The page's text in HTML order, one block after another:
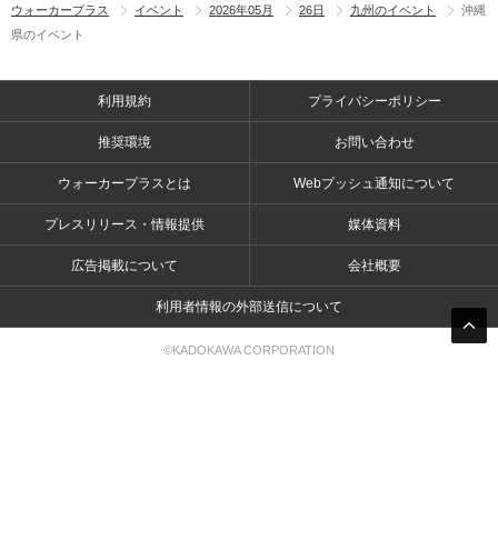
ウォーカープラス イベント 2026年05月 26日 九州のイベント
沖縄
県のイベント
利用規約 プライバシーポリシー
推奨環境 お問い合わせ
ウォーカープラスとは Webプッシュ通知について
プレスリリース・情報提供 媒体資料
広告掲載について 会社概要
利用者情報の外部送信について
©KADOKAWA CORPORATION